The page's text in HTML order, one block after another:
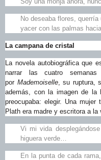
No deseaba flores, querría
yacer con las palmas
La campana de cristal
La novela autobiográfica que
narrar las cuatro
por Mademoiselle, su ruptura,
además, con la imagen de la
preocupaba: elegir. Una mujer
Plath era madre y escritora a la
Vi mi vida
higuera verde…
En la punta de cada